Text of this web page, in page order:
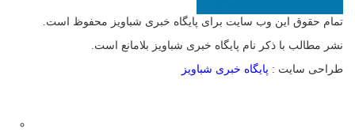
تمام حقوق این وب سایت برای پایگاه خبری شباویز محفوظ است.
نشر مطالب با ذکر نام پایگاه خبری شباویز بلامانع است.
طراحی سایت : پایگاه خبری شباویز